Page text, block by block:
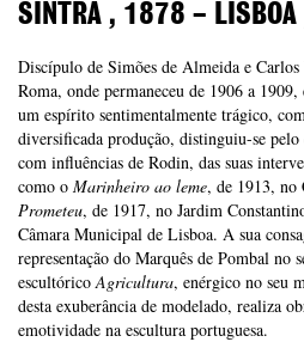
SINTRA , 1878 – LISBOA
Discípulo de Simões de Almeida e
Roma, onde permaneceu de 1906 a
um espírito sentimentalmente trágico,
diversificada produção, distinguiu-se
com influências de Rodin, das suas
como o Marinheiro ao leme, de 1913, no
Prometeu, de 1917, no Jardim
Câmara Municipal de Lisboa. A sua
representação do Marquês de Pombal no
escultóricoAgricultura, enérgico no seu
desta exuberância de modelado, realiza
emotividade na escultura portuguesa.